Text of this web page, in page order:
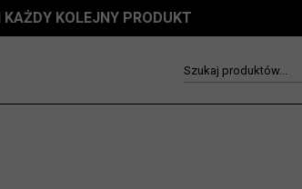
KOLEJNY PRODUKT
Szukaj produktów...